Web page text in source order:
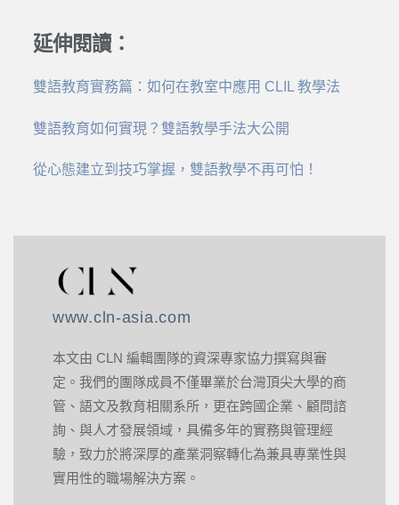
延伸閱讀：
雙語教育實務篇：如何在教室中應用 CLIL 教學法
雙語教育如何實現？雙語教學手法大公開
從心態建立到技巧掌握，雙語教學不再可怕！
www.cln-asia.com
本文由 CLN 編輯團隊的資深專家協力撰寫與審
定。我們的團隊成員不僅畢業於台灣頂尖大學的商
管、語文及教育相關系所，更在跨國企業、顧問諮
詢、與人才發展領域，具備多年的實務與管理經
驗，致力於將深厚的產業洞察轉化為兼具專業性與
實用性的職場解決方案。